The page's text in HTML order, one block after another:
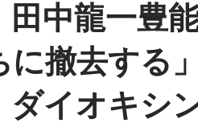
中龍一豊
に撤去する
イオキシ